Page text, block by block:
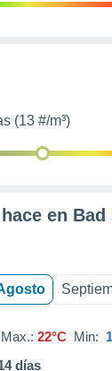
(13 #/m³)
en Bad
Max.: 22°C Min:
días